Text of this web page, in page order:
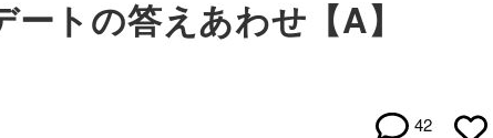
トの答えあわせ【A】
42